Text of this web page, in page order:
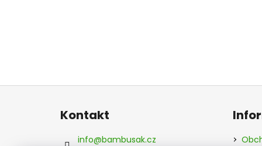
Z
Kontakt
info@bambusak.cz